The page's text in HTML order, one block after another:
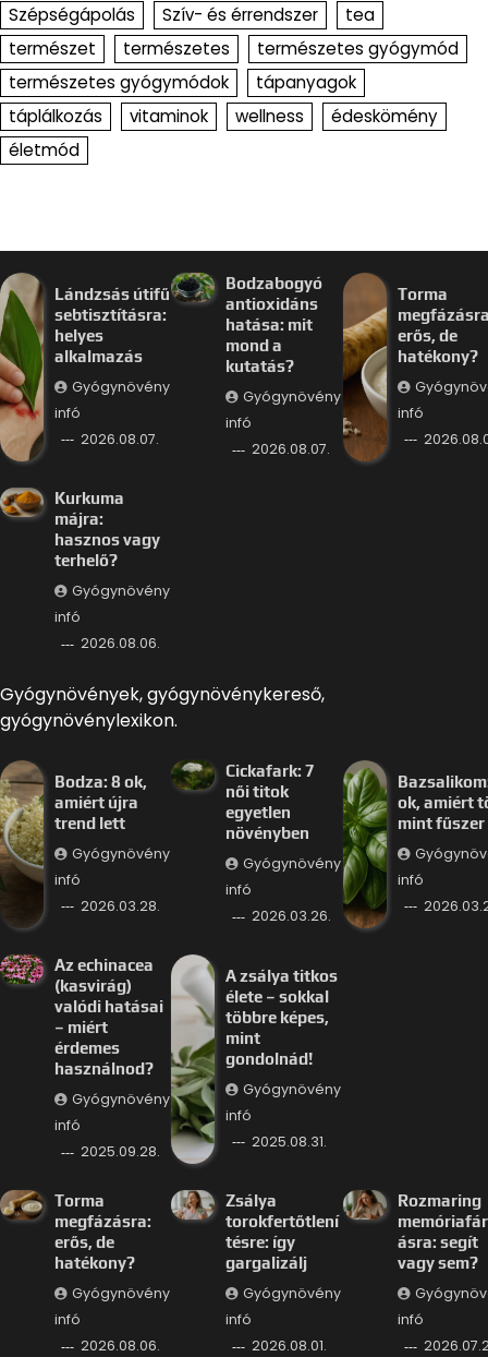
Szépségápolás Szív- és érrendszer
tea
természet
természetes
természetes gyógymód
természetes gyógymódok
tápanyagok
táplálkozás
vitaminok wellness
édeskömény
életmód
Lándzsás útifű
sebtisztításra:
helyes
alkalmazás
Gyógynövény
infó
2026.08.07.
Bodzabogyó
antioxidáns
hatása: mit
mond a
kutatás?
Gyógynövény
infó
2026.08.07.
Torma
erős, de
hatékony?
infó
Kurkuma
májra:
hasznos vagy
terhelő?
Gyógynövény
infó
2026.08.06.
Gyógynövények, gyógynövénykereső,
gyógynövénylexikon.
Bodza: 8 ok,
amiért újra
trend lett
Gyógynövény
infó
2026.03.28.
Cickafark: 7
női titok
egyetlen
növényben
Gyógynövény
infó
2026.03.26.
ok, amiért
mint fűszer
infó
Az echinacea
(kasvirág)
valódi hatásai
– miért
érdemes
használnod?
Gyógynövény
infó
2025.09.28.
A zsálya titkos
élete – sokkal
többre képes,
mint
gondolnád!
Gyógynövény
infó
2025.08.31.
Torma
megfázásra:
erős, de
hatékony?
Gyógynövény
infó
2026.08.06.
Zsálya
torokfertőtlení
tésre: így
gargalizálj
Gyógynövény
infó
2026.08.01.
Rozmaring
ásra: segít
vagy sem?
infó